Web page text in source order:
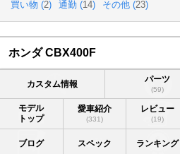
買い物 (2) 通勤 (14) その他 (23)
ホンダ CBX400F
カスタム情報 パーツ
(59)
モデル
トップ
愛車紹介
(331)
レビュー
(19)
ブログ スペック ランキング